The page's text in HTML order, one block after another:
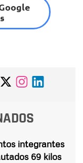
integrantes
69 kilos